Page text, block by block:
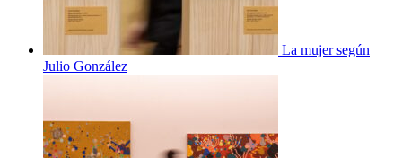
La mujer según
Julio González